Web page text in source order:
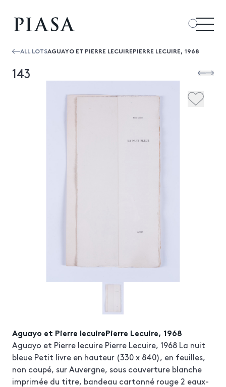
ALL LOTSAGUAYO ET PIERRE LECUIREPIERRE LECUIRE, 1968
143
Aguayo et Pierre lecuirePierre Lecuire, 1968
Aguayo et Pierre lecuire Pierre Lecuire, 1968 La nuit
bleue Petit livre en hauteur (330 x 840), en feuilles,
non coupé, sur Auvergne, sous couverture blanche
imprimée du titre, bandeau cartonné rouge 2 eaux-